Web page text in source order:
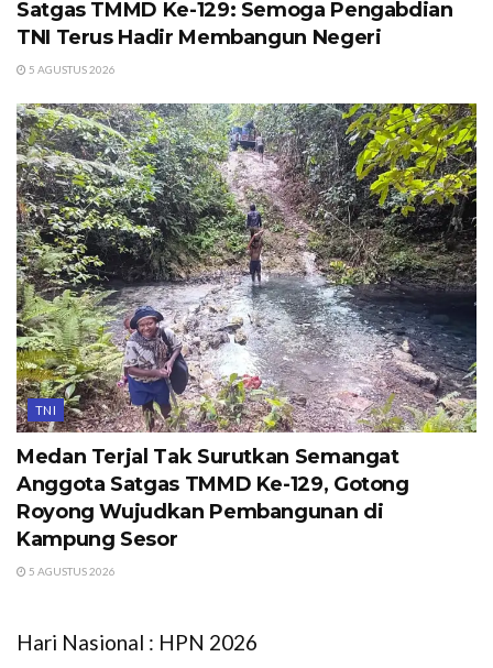
Satgas TMMD Ke-129: Semoga Pengabdian
TNI Terus Hadir Membangun Negeri
5 AGUSTUS 2026
TNI
Medan Terjal Tak Surutkan Semangat
Anggota Satgas TMMD Ke-129, Gotong
Royong Wujudkan Pembangunan di
Kampung Sesor
5 AGUSTUS 2026
Hari Nasional : HPN 2026